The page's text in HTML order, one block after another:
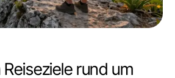
rund um